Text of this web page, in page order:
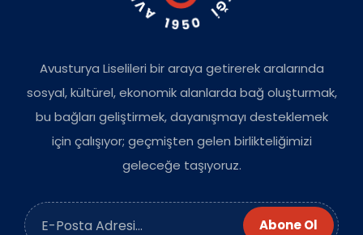
Avusturya Liselileri bir araya getirerek aralarında
sosyal, kültürel, ekonomik alanlarda bağ oluşturmak,
bu bağları geliştirmek, dayanışmayı desteklemek
için çalışıyor; geçmişten gelen birlikteliğimizi
geleceğe taşıyoruz.
Abone Ol